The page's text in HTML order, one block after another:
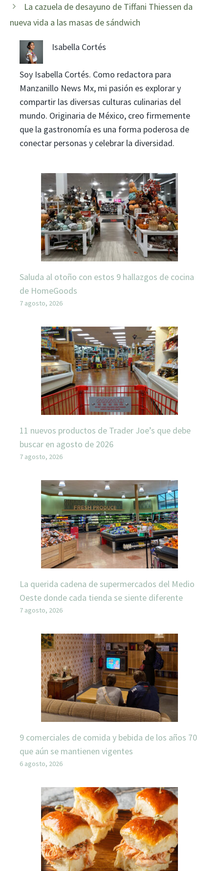
La cazuela de desayuno de Tiffani Thiessen da
nueva vida a las masas de sándwich
Isabella Cortés
Soy Isabella Cortés. Como redactora para
Manzanillo News Mx, mi pasión es explorar y
compartir las diversas culturas culinarias del
mundo. Originaria de México, creo firmemente
que la gastronomía es una forma poderosa de
conectar personas y celebrar la diversidad.
Saluda al otoño con estos 9 hallazgos de cocina
de HomeGoods
7 agosto, 2026
11 nuevos productos de Trader Joe’s que debe
buscar en agosto de 2026
7 agosto, 2026
La querida cadena de supermercados del Medio
Oeste donde cada tienda se siente diferente
7 agosto, 2026
9 comerciales de comida y bebida de los años 70
que aún se mantienen vigentes
6 agosto, 2026